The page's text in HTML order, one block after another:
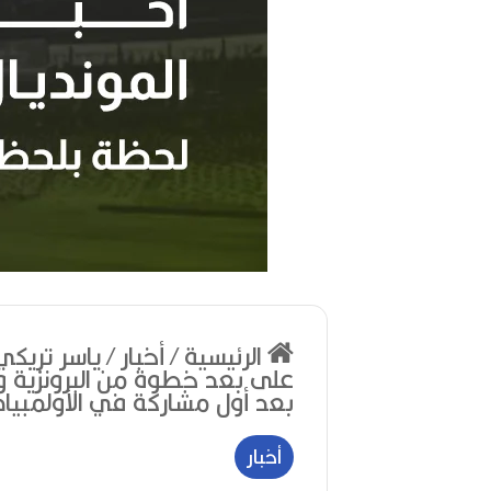
الرئيسية/أخبار/ياسر
على بعد خطوة من البرونزية
بعد أول مشاركة في
أخبار
مهرجان
الراي
دولي
في
وهران